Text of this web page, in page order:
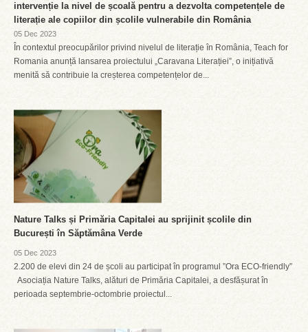
intervenție la nivel de școală pentru a dezvolta competențele de
literație ale copiilor din școlile vulnerabile din România
05 Dec 2023
În contextul preocupărilor privind nivelul de literație în România, Teach for
Romania anunță lansarea proiectului „Caravana Literației”, o inițiativă
menită să contribuie la creșterea competențelor de...
Nature Talks și Primăria Capitalei au sprijinit școlile din
București în Săptămâna Verde
05 Dec 2023
2.200 de elevi din 24 de școli au participat în programul ”Ora ECO-friendly”
Asociația Nature Talks, alături de Primăria Capitalei, a desfășurat în
perioada septembrie-octombrie proiectul...